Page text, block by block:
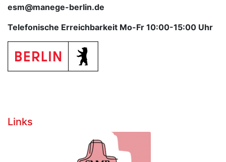
esm@manege-berlin.de
Telefonische Erreichbarkeit Mo-Fr 10:00-15:00 Uhr
Links